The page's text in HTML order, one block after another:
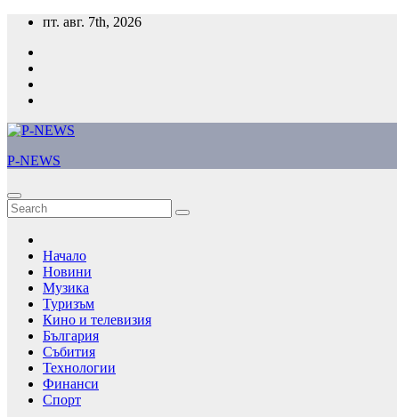
Skip
content
пт. авг. 7th, 2026
P-NEWS
Начало
Новини
Музика
Туризъм
Кино и телевизия
България
Събития
Технологии
Финанси
Спорт